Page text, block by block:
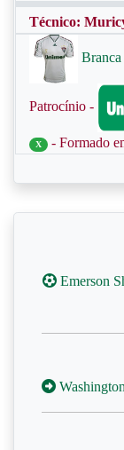
Técnico:
Branca
Patrocínio -
X - Formado
Emerson